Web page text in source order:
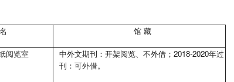
馆 藏
阅览室
中外文期刊：开架阅览、不外借；2018-2020年过
刊：可外借。